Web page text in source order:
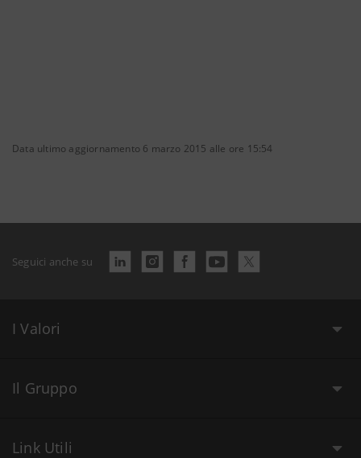
Data ultimo aggiornamento 6 marzo 2015 alle ore 15:54
Seguici anche su
I Valori
Il Gruppo
Link Utili